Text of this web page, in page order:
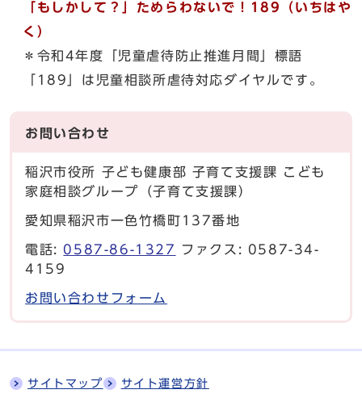
「もしかして？」ためらわないで！189（いちはや
く）
＊令和4年度「児童虐待防止推進月間」標語
「189」は児童相談所虐待対応ダイヤルです。
お問い合わせ
稲沢市役所 子ども健康部 子育て支援課 こども
家庭相談グループ（子育て支援課）
愛知県稲沢市一色竹橋町137番地
電話: 0587-86-1327
ファクス: 0587-34-
4159
お問い合わせフォーム
サイトマップ サイト運営方針